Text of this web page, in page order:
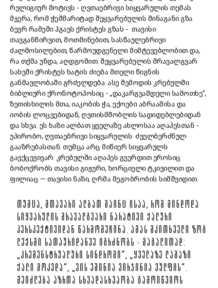
რელიგიურ მოტივს - ღვთაებრივი სიყვარულის თემას.
მჯერა, რომ ჭეშმარიტად შეყვარებულის შინაგანი გზა
ბევრ რამეში ჰგავს ქრისტეს გზას - თავისი
თავგანწირვით, მოთმინებით, სასწაულებრივი
ძალმოსილებით, წარმოუდგენელი მიმტევებლობით და,
რა თქმა უნდა, აღდგომით. შეყვარებულის მრავალგვარ
სახეში ქრისტეს ხატის ძიება მთელი წიგნის
განმავლობაში გრძელდება. ასე შემოდის კრებულში
ბიბლიური ქრონოტოპოსიც - „დაკარგვამდელი სამოთხე“,
ზეთისხილის მთა, იაკობის ჭა, ექოები აბრაამისა და
იობის ლოცვებიდან, ღვთისმშობლის სადიდებლებიდან
და სხვა. ეს ხაზი ალბათ ყველაზე ახლოსაა აღაპესთან -
უპირობო, ღვთაებრივი სიყვარულის ძველბერძნულ
გააზრებასთან. თუმცა არც მიწიერ სიყვარულს
გავქცევივარ: კრებულში აღაპეს გვერდით ეროსიც
ბობოქრობს თავისი გიჟური, ხორციელი ტკივილით და
ფილიაც — თავისი ნაზი, ღრმა მეგობრობის სიმშვიდით.
ᲗᲣᲛᲪᲐ, ᲛᲗᲐᲕᲐᲠᲘ ᲐᲚᲑᲐᲗ ᲛᲐᲘᲜᲪ ᲘᲡᲐᲐ, ᲠᲝᲛ ᲛᲘᲜᲓᲝᲓᲐ
ᲡᲘᲧᲕᲐᲠᲣᲚᲘᲡ ᲛᲠᲐᲕᲐᲚᲒᲕᲐᲠᲘ ᲜᲐᲠᲐᲢᲘᲕᲘ ᲥᲐᲚᲣᲠᲘ
ᲞᲔᲠᲡᲞᲔᲥᲢᲘᲕᲘᲓᲐᲜ ᲬᲐᲠᲛᲝᲛᲔᲩᲘᲜᲐ. ᲐᲛᲐᲡ ᲛᲙᲘᲗᲮᲕᲔᲚᲘ ᲖᲝᲒ
ᲚᲔᲥᲡᲨᲘ ᲡᲐᲗᲐᲣᲠᲘᲓᲐᲜᲕᲔ ᲘᲒᲠᲫᲜᲝᲑᲡ - ᲛᲐᲒᲐᲚᲘᲗᲐᲓ:
„ᲞᲠᲔᲛᲔᲜᲡᲢᲠᲣᲐᲚᲣᲠᲘ ᲡᲘᲜᲓᲠᲝᲛᲘ“, „ᲧᲕᲔᲚᲐᲖᲔ ᲚᲐᲛᲐᲖᲘ
ᲥᲐᲚᲘ ᲛᲝᲙᲕᲓᲐ“, „ᲕᲘᲡ ᲔᲨᲘᲜᲘᲐ ᲕᲘᲠᲯᲘᲜᲘᲐ ᲕᲣᲚᲤᲘᲡ“.
ᲨᲔᲘᲫᲚᲔᲑᲐ ᲐᲖᲠᲗᲐ ᲡᲮᲕᲐᲓᲐᲡᲮᲕᲐᲝᲑᲐ ᲒᲐᲛᲝᲘᲬᲕᲘᲝᲡ